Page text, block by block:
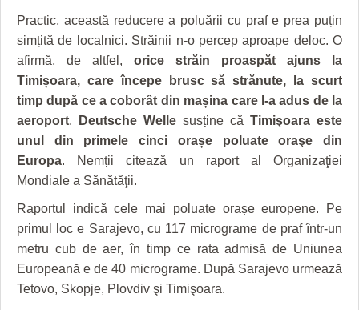
JOCURI ONLINE
FARMACII DIN TIMIŞOARA
HARTA TIMIŞOAREI
LICEE, ŞCOLI ŞI GRĂDINIŢE DIN TIMIŞ
PRIMĂRIILE DIN TIMIŞ
SFATUL MEDICULUI
SFATURI JURIDICE
Practic, această reducere a poluării cu praf e prea puțin
simțită de localnici. Străinii n-o percep aproape deloc. O
afirmă, de altfel, orice străin proaspăt ajuns la
Timișoara, care începe brusc să strănute, la scurt
timp după ce a coborât din mașina care l-a adus de la
aeroport. Deutsche Welle susține că Timişoara este
unul din primele cinci orașe poluate oraşe din
Europa. Nemții citează un raport al Organizaţiei
Mondiale a Sănătăţii.
Raportul indică cele mai poluate orașe europene. Pe
primul loc e Sarajevo, cu 117 micrograme de praf într-un
metru cub de aer, în timp ce rata admisă de Uniunea
Europeană e de 40 micrograme. După Sarajevo urmează
Tetovo, Skopje, Plovdiv şi Timişoara.